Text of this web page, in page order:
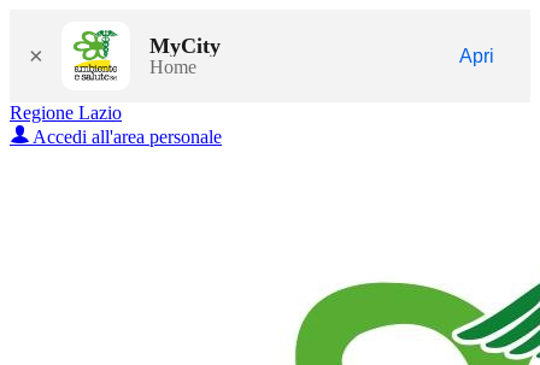
× MyCity
Home
Apri
Regione Lazio
Accedi all'area personale